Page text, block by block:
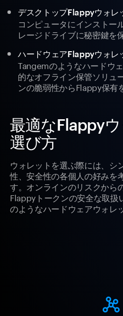
デスクトップFlappyウォレ
コンピュータにインストー
レージドライブに秘密鍵を
ハードウェアFlappyウォレ
Tangemのようなハードウ
的なオフライン保管ソリュ
ンの脆弱性からFlappy保有
最適なFlappy
選び方
ウォレットを選ぶ際には、シ
性、安全性の各個人の好みを
す。オンラインのリスクから
Flappyトークンの安全な取扱
のようなハードウェアウォレ